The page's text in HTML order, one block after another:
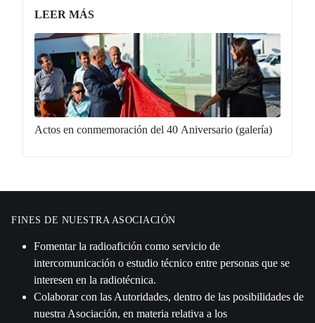
LEER MÁS
Actos en conmemoración del 40 Aniversario (galería)
FINES DE NUESTRA ASOCIACIÓN
Fomentar la radioafición como servicio de
intercomunicación o estudio técnico entre personas que se
interesen en la radiotécnica.
Colaborar con las Autoridades, dentro de las posibilidades de
nuestra Asociación, en materia relativa a los